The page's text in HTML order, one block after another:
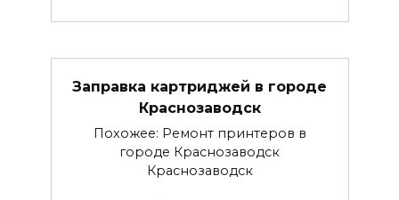
Заправка картриджей в городе
Краснозаводск
Похожее: Ремонт принтеров в
городе Краснозаводск
Краснозаводск